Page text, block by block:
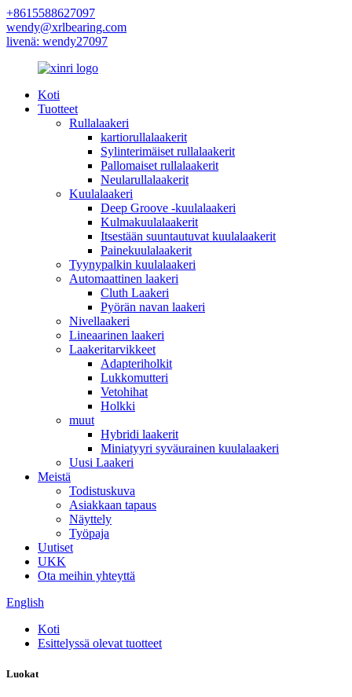
+8615588627097
wendy@xrlbearing.com
livenä: wendy27097
Koti
Tuotteet
Rullalaakeri
kartiorullalaakerit
Sylinterimäiset rullalaakerit
Pallomaiset rullalaakerit
Neularullalaakerit
Kuulalaakeri
Deep Groove -kuulalaakeri
Kulmakuulalaakerit
Itsestään suuntautuvat kuulalaakerit
Painekuulalaakerit
Tyynypalkin kuulalaakeri
Automaattinen laakeri
Cluth Laakeri
Pyörän navan laakeri
Nivellaakeri
Lineaarinen laakeri
Laakeritarvikkeet
Adapteriholkit
Lukkomutteri
Vetohihat
Holkki
muut
Hybridi laakerit
Miniatyyri syväurainen kuulalaakeri
Uusi Laakeri
Meistä
Todistuskuva
Asiakkaan tapaus
Näyttely
Työpaja
Uutiset
UKK
Ota meihin yhteyttä
English
Koti
Esittelyssä olevat tuotteet
Luokat